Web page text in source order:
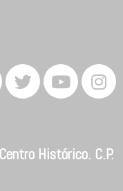
Histórico. C.P.